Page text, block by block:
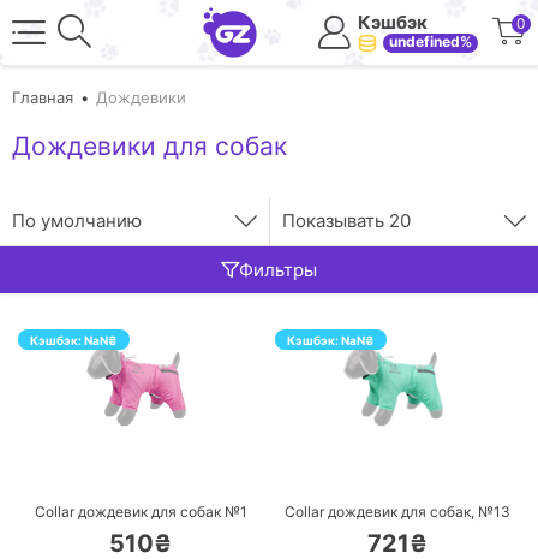
Кэшбэк
undefined%
0
Главная Дождевики
Дождевики для собак
По умолчанию Показывать 20
Фильтры
Кэшбэк:NaN₴
Collar дождевик для собак №1
510₴
Кэшбэк:NaN₴
Collar дождевик для собак, №13
721₴